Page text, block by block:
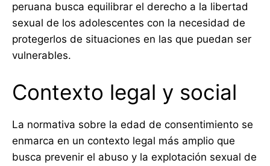
peruana busca equilibrar el derecho a la libertad
sexual de los adolescentes con la necesidad de
protegerlos de situaciones en las que puedan ser
vulnerables.
Contexto legal y social
La normativa sobre la edad de consentimiento se
enmarca en un contexto legal más amplio que
busca prevenir el abuso y la explotación sexual de